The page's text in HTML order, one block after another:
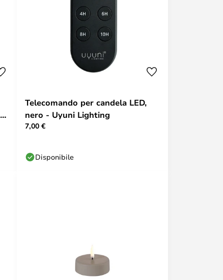
Telecomando per candela LED,
nero - Uyuni Lighting
7,00 €
Disponibile